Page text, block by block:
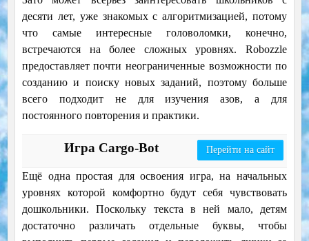
десяти лет, уже знакомых с алгоритмизацией, потому
что самые интересные головоломки, конечно,
встречаются на более сложных уровнях. Robozzle
предоставляет почти неограниченные возможности по
созданию и поиску новых заданий, поэтому больше
всего подходит не для изучения азов, а для
постоянного повторения и практики.
Игра Cargo-Bot Перейти на сайт
Ещё одна простая для освоения игра, на начальных
уровнях которой комфортно будут себя чувствовать
дошкольники. Поскольку текста в ней мало, детям
достаточно различать отдельные буквы, чтобы